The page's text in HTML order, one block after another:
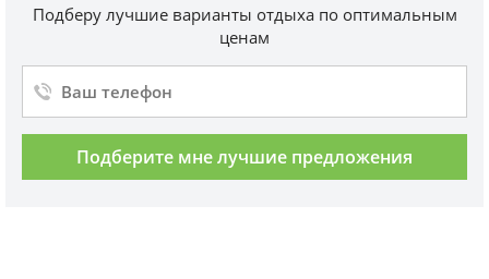
Подберу лучшие варианты отдыха по оптимальным
ценам
Подберите мне лучшие предложения